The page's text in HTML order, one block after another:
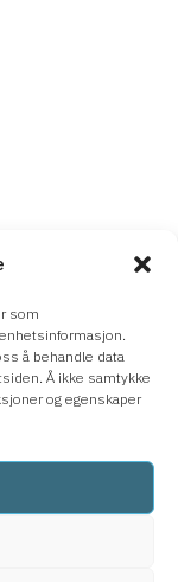
som
å behandle data
Å ikke samtykke
og egenskaper
av